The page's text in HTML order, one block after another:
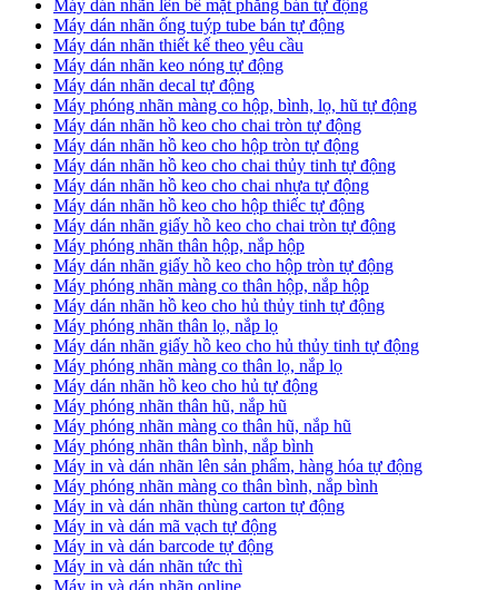
Máy dán nhãn lên bề mặt phẵng bán tự động
​Máy dán nhãn ống tuýp tube bán tự động
Máy dán nhãn thiết kế theo yêu cầu
​Máy dán nhãn keo nóng tự động
Máy dán nhãn decal tự động
Máy phóng nhãn màng co hộp, bình, lọ, hũ tự động
Máy dán nhãn hồ keo cho chai tròn tự động
Máy dán nhãn hồ keo cho hộp tròn tự động
Máy dán nhãn hồ keo cho chai thủy tinh tự động
Máy dán nhãn hồ keo cho chai nhựa tự động
Máy dán nhãn hồ keo cho hộp thiếc tự động
Máy dán nhãn giấy hồ keo cho chai tròn tự động
Máy phóng nhãn thân hộp, nắp hộp
Máy dán nhãn giấy hồ keo cho hộp tròn tự động
Máy phóng nhãn màng co thân hộp, nắp hộp
Máy dán nhãn hồ keo cho hủ thủy tinh tự động
Máy phóng nhãn thân lọ, nắp lọ
Máy dán nhãn giấy hồ keo cho hủ thủy tinh tự động
Máy phóng nhãn màng co thân lọ, nắp lọ
Máy dán nhãn hồ keo cho hủ tự động
Máy phóng nhãn thân hũ, nắp hũ
Máy phóng nhãn màng co thân hũ, nắp hũ
Máy phóng nhãn thân bình, nắp bình
Máy in và dán nhãn lên sản phẩm, hàng hóa tự động
Máy phóng nhãn màng co thân bình, nắp bình
Máy in và dán nhãn thùng carton tự động
Máy in và dán mã vạch tự động
Máy in và dán barcode tự động
Máy in và dán nhãn tức thì
Máy in và dán nhãn online